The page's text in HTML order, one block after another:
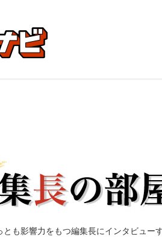
も影響力をもつ編集長にインタビュー